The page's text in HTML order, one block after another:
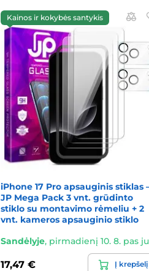
Kainos ir kokybės santykis
iPhone 17 Pro apsauginis stiklas
JP Mega Pack 3 vnt. grūdinto
stiklo su montavimo rėmeliu + 2
vnt. kameros apsauginio stiklo
Sandėlyje, pirmadienį 10. 8. pas
17,47 € Į krepšelį